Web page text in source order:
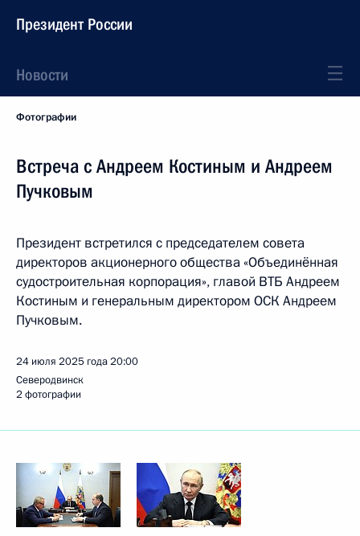
Президент России
Новости
Фотографии
Встреча с Андреем Костиным и Андреем
Пучковым
Президент встретился с председателем совета
директоров акционерного общества «Объединённая
судостроительная корпорация», главой ВТБ Андреем
Костиным и генеральным директором ОСК Андреем
Пучковым.
24 июля 2025 года20:00
Северодвинск
2 фотографии